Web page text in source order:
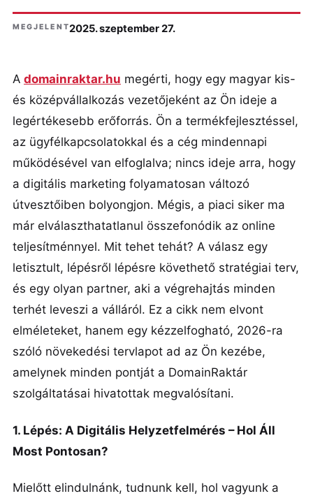
MEGJELENT2025. szeptember 27.
A domainraktar.hu megérti, hogy egy magyar kis-
és középvállalkozás vezetőjeként az Ön ideje a
legértékesebb erőforrás. Ön a termékfejlesztéssel,
az ügyfélkapcsolatokkal és a cég mindennapi
működésével van elfoglalva; nincs ideje arra, hogy
a digitális marketing folyamatosan változó
útvesztőiben bolyongjon. Mégis, a piaci siker ma
már elválaszthatatlanul összefonódik az online
teljesítménnyel. Mit tehet tehát? A válasz egy
letisztult, lépésről lépésre követhető stratégiai terv,
és egy olyan partner, aki a végrehajtás minden
terhét leveszi a válláról. Ez a cikk nem elvont
elméleteket, hanem egy kézzelfogható, 2026-ra
szóló növekedési tervlapot ad az Ön kezébe,
amelynek minden pontját a DomainRaktár
szolgáltatásai hivatottak megvalósítani.
1. Lépés: A Digitális Helyzetfelmérés – Hol Áll
Most Pontosan?
Mielőtt elindulnánk, tudnunk kell, hol vagyunk a